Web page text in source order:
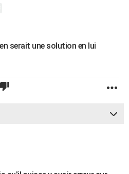
serait une solution en lui